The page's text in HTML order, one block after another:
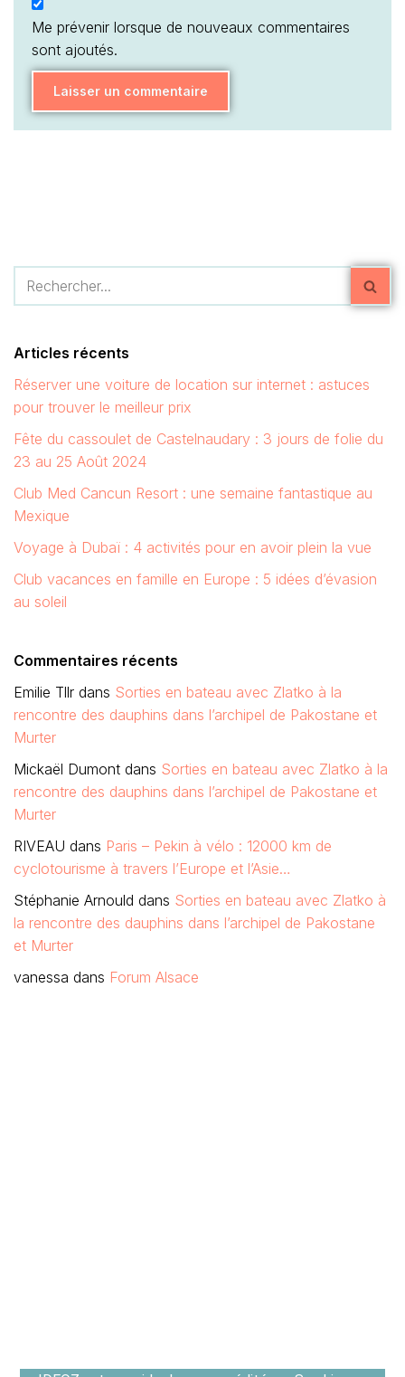
Me prévenir lorsque de nouveaux commentaires
sont ajoutés.
Articles récents
Réserver une voiture de location sur internet : astuces
pour trouver le meilleur prix
Fête du cassoulet de Castelnaudary : 3 jours de folie du
23 au 25 Août 2024
Club Med Cancun Resort : une semaine fantastique au
Mexique
Voyage à Dubaï : 4 activités pour en avoir plein la vue
Club vacances en famille en Europe : 5 idées d’évasion
au soleil
Commentaires récents
Emilie Tllr dans Sorties en bateau avec Zlatko à la
rencontre des dauphins dans l’archipel de Pakostane et
Murter
Mickaël Dumont dans Sorties en bateau avec Zlatko à la
rencontre des dauphins dans l’archipel de Pakostane et
Murter
RIVEAU dans Paris – Pekin à vélo : 12000 km de
cyclotourisme à travers l’Europe et l’Asie…
Stéphanie Arnould dans Sorties en bateau avec Zlatko à
la rencontre des dauphins dans l’archipel de Pakostane
et Murter
vanessa dans Forum Alsace